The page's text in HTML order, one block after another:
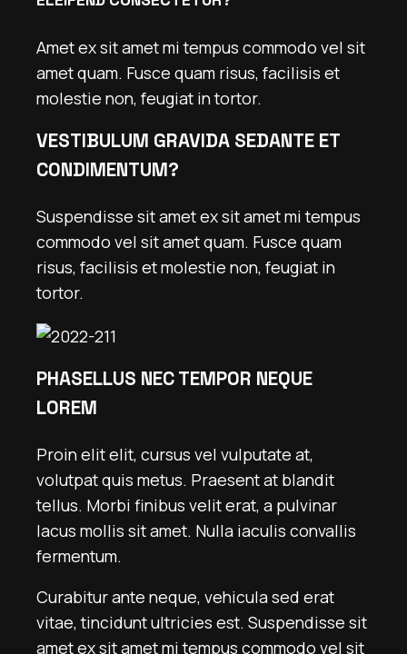
Amet ex sit amet mi tempus commodo vel sit
amet quam. Fusce quam risus, facilisis et
molestie non, feugiat in tortor.
VESTIBULUM GRAVIDA SEDANTE ET
CONDIMENTUM?
Suspendisse sit amet ex sit amet mi tempus
commodo vel sit amet quam. Fusce quam
risus, facilisis et molestie non, feugiat in
tortor.
PHASELLUS NEC TEMPOR NEQUE
LOREM
Proin elit elit, cursus vel vulputate at,
volutpat quis metus. Praesent at blandit
tellus. Morbi finibus velit erat, a pulvinar
lacus mollis sit amet. Nulla iaculis convallis
fermentum.
Curabitur ante neque, vehicula sed erat
vitae, tincidunt ultricies est. Suspendisse sit
amet ex sit amet mi tempus commodo vel sit